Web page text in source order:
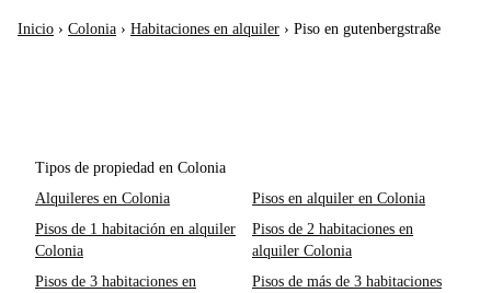
Inicio › Colonia › Habitaciones en alquiler › Piso en gutenbergstraße
Tipos de propiedad en Colonia
Alquileres en Colonia
Pisos en alquiler en Colonia
Pisos de 1 habitación en alquiler
Colonia
Pisos de 2 habitaciones en
alquiler Colonia
Pisos de 3 habitaciones en
Pisos de más de 3 habitaciones